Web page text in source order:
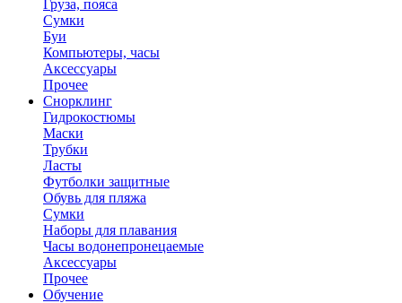
Груза, пояса
Сумки
Буи
Компьютеры, часы
Аксессуары
Прочее
Снорклинг
Гидрокостюмы
Маски
Трубки
Ласты
Футболки защитные
Обувь для пляжа
Сумки
Наборы для плавания
Часы водонепронецаемые
Аксессуары
Прочее
Обучение